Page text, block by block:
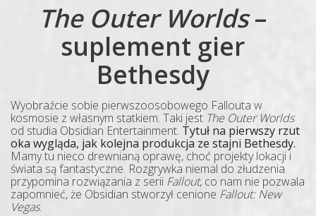
The Outer Worlds–
suplement gier
Bethesdy
Wyobraźcie sobie pierwszoosobowego Fallouta w
kosmosie z własnym statkiem. Taki jest The Outer Worlds
od studia Obsidian Entertainment. Tytuł na pierwszy rzut
oka wygląda, jak kolejna produkcja ze stajni Bethesdy.
Mamy tu nieco drewnianą oprawę, choć projekty lokacji i
świata są fantastyczne. Rozgrywka niemal do złudzenia
przypomina rozwiązania z serii Fallout, co nam nie pozwala
zapomnieć, że Obsidian stworzył cenione Fallout: New
Vegas.